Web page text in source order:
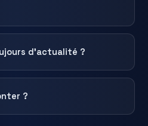
d’actualité ?
?